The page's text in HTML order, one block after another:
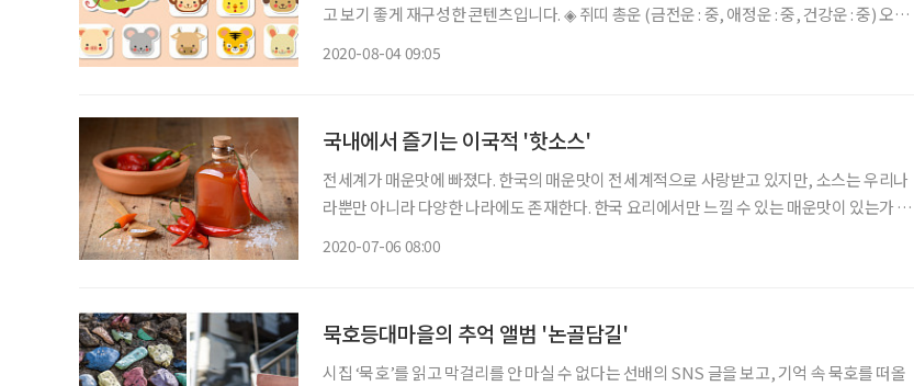
고 보기 좋게 재구성한 콘텐츠입니다. ◈ 쥐띠 총운 (금전운 : 중, 애정운 : 중, 건강운 : 중) 오늘
2020-08-04 09:05
국내에서 즐기는 이국적 '핫소스'
전세계가 매운맛에 빠졌다. 한국의 매운맛이 전세계적으로 사랑받고 있지만, 소스는 우리나
라뿐만 아니라 다양한 나라에도 존재한다. 한국 요리에서만 느낄 수 있는 매운맛이 있는가 하
2020-07-06 08:00
묵호등대마을의 추억 앨범 '논골담길'
시집 ‘묵호’를 읽고 막걸리를 안 마실 수 없다는 선배의 SNS 글을 보고, 기억 속 묵호를 떠올